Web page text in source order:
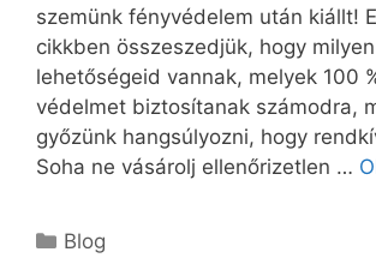
szemünk fényvédelem után kiállt!
cikkben összeszedjük, hogy milyen
lehetőségeid vannak, melyek 100
védelmet biztosítanak számodra,
győzünk hangsúlyozni, hogy
Soha ne vásárolj ellenőrizetlen …
Blog